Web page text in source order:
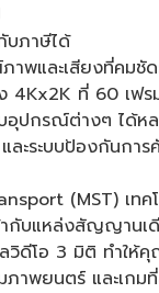
บภาษีได้
าพและเสียงที่คมชั
4Kx2K ที่ 60 เฟร
อุปกรณ์ต่างๆ ได้ห
ละระบบป้องกันกา
(MST) เทค
กับแหล่งสัญญานเ
วิดีโอ 3 มิติ ทำให้
าพยนตร์ และเกม